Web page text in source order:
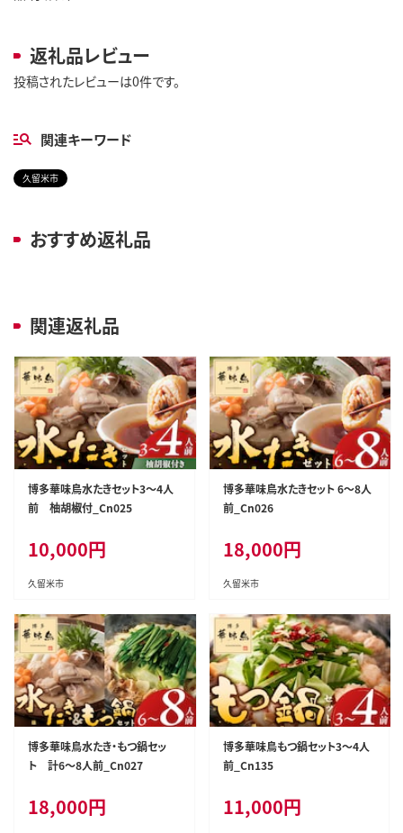
返礼品レビュー
投稿されたレビューは0件です。
関連キーワード
久留米市
おすすめ返礼品
関連返礼品
博多華味鳥水たきセット3～4人
前 柚胡椒付_Cn025
10,000円
久留米市
博多華味鳥水たきセット 6～8人
前_Cn026
18,000円
久留米市
博多華味鳥水たき・もつ鍋セッ
ト 計6～8人前_Cn027
18,000円
博多華味鳥もつ鍋セット3～4人
前_Cn135
11,000円